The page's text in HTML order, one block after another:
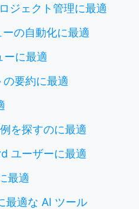
ジェクト管理に最適
の自動化に最適
ーに最適
要約に最適
を探すのに最適
ユーザーに最適
最適
最適な AI ツール